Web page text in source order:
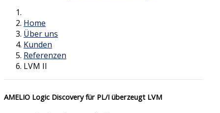
Home
Über uns
Kunden
Referenzen
LVM II
AMELIO Logic Discovery für PL/I überzeugt LVM